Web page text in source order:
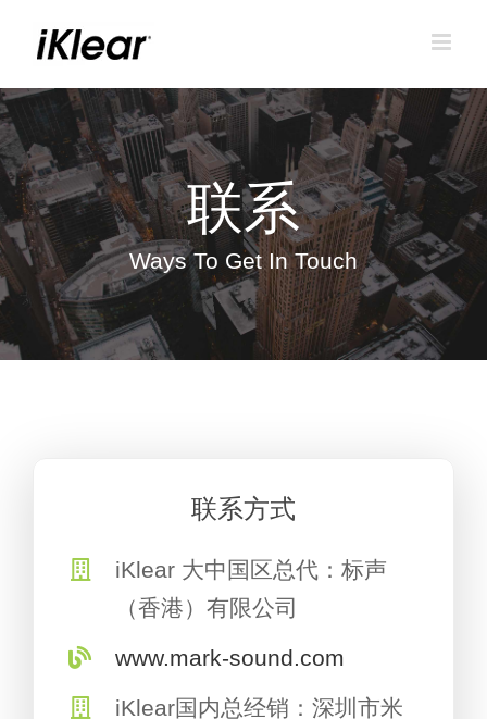
容
联系
Ways To Get In Touch
联系方式
iKlear 大中国区总代：标声
（香港）有限公司
www.mark-sound.com
iKlear国内总经销：深圳市米